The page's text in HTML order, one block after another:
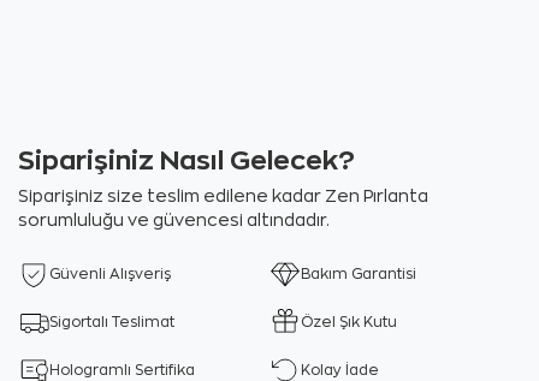
Siparişiniz Nasıl Gelecek?
Siparişiniz size teslim edilene kadar Zen Pırlanta
sorumluluğu ve güvencesi altındadır.
Güvenli Alışveriş Bakım Garantisi
Sigortalı Teslimat Özel Şık Kutu
Hologramlı Sertifika Kolay İade